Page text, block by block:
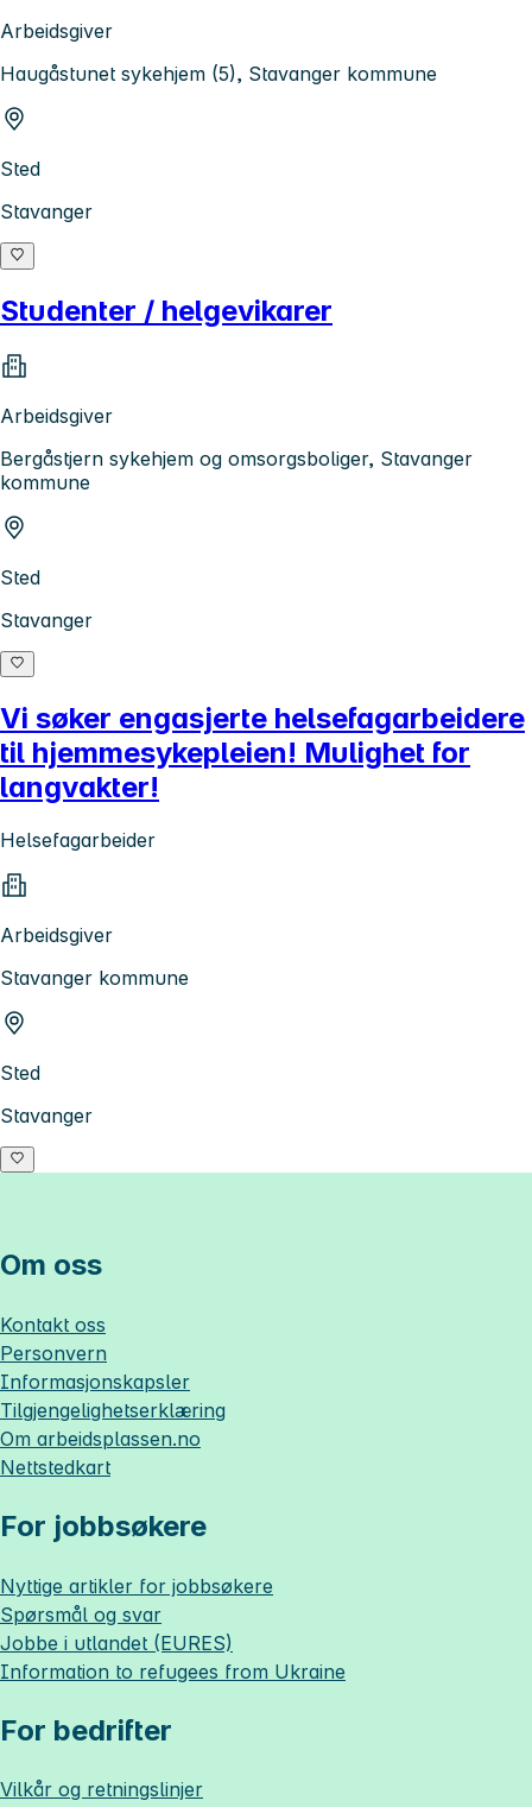
Arbeidsgiver
Haugåstunet sykehjem (5), Stavanger kommune
Sted
Stavanger
Studenter / helgevikarer
Arbeidsgiver
Bergåstjern sykehjem og omsorgsboliger, Stavanger
kommune
Sted
Stavanger
Vi søker engasjerte helsefagarbeidere
til hjemmesykepleien! Mulighet for
langvakter!
Helsefagarbeider
Arbeidsgiver
Stavanger kommune
Sted
Stavanger
Om oss
Kontakt oss
Personvern
Informasjonskapsler
Tilgjengelighetserklæring
Om arbeidsplassen.no
Nettstedkart
For jobbsøkere
Nyttige artikler for jobbsøkere
Spørsmål og svar
Jobbe i utlandet (EURES)
Information to refugees from Ukraine
For bedrifter
Vilkår og retningslinjer